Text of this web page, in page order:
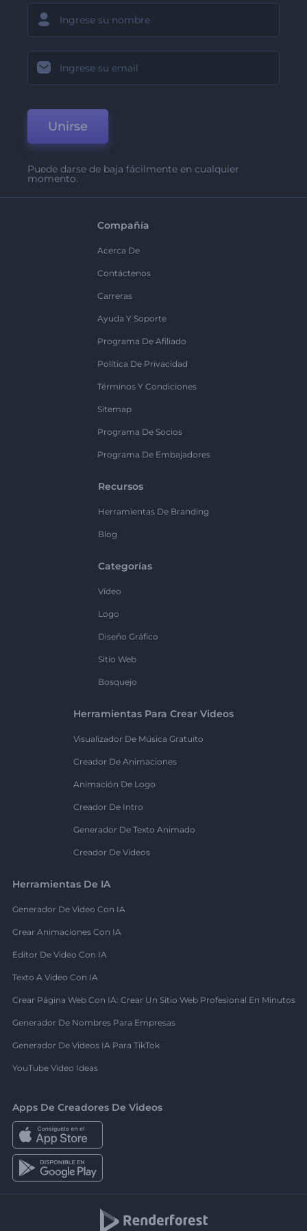
Unirse
Puede darse de baja fácilmente en cualquier
momento.
Compañía
Acerca De
Contáctenos
Carreras
Ayuda Y Soporte
Programa De Afiliado
Política De Privacidad
Términos Y Condiciones
Sitemap
Programa De Socios
Programa De Embajadores
Recursos
Herramientas De Branding
Blog
Categorías
Vídeo
Logo
Diseño Gráfico
Sitio Web
Bosquejo
Herramientas Para Crear Videos
Visualizador De Música Gratuito
Creador De Animaciones
Animación De Logo
Creador De Intro
Generador De Texto Animado
Creador De Videos
Herramientas De IA
Generador De Video Con IA
Crear Animaciones Con IA
Editor De Video Con IA
Texto A Video Con IA
Crear Página Web Con IA: Crear Un Sitio Web Profesional En Minutos
Generador De Nombres Para Empresas
Generador De Videos IA Para TikTok
YouTube Video Ideas
Apps De Creadores De Videos